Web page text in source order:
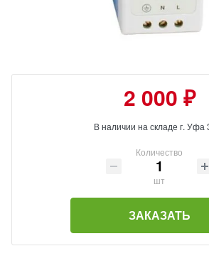
2 000 ₽
В наличии на складе г. Уфа
Количество
шт
ЗАКАЗАТЬ